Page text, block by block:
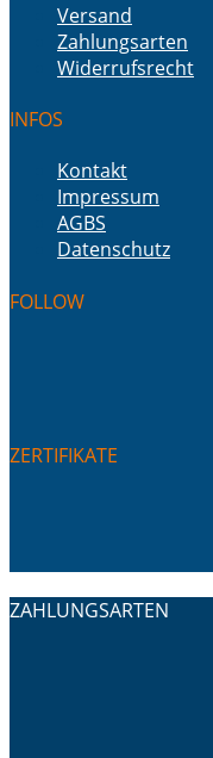
Versand
Zahlungsarten
Widerrufsrecht
INFOS
Kontakt
Impressum
AGBS
Datenschutz
FOLLOW
ZERTIFIKATE
ZAHLUNGSARTEN